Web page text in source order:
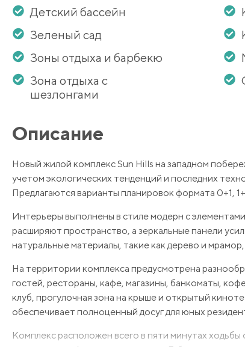
Детский бассейн
Зеленый сад
Зоны отдыха и барбекю
Зона отдыха с
шезлонгами
Описание
Новый жилой комплекс Sun Hills на западном
учетом экологических тенденций и последних
Предлагаются варианты планировок формата 0+1,
Интерьеры выполнены в стиле модерн с
расширяют пространство, а зеркальные панели
натуральные материалы, такие как дерево и
На территории комплекса предусмотрена
гостей, рестораны, кафе, магазины, банкоматы,
клуб, прогулочная зона на крыше и открытый
обеспечивает полноценный досуг для юных
Комплекс расположен всего в пяти минутах